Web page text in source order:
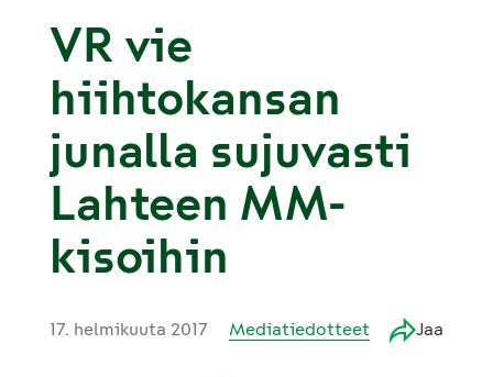
VR vie
hiihtokansan
junalla sujuvasti
Lahteen MM-
kisoihin
17. helmikuuta 2017 Mediatiedotteet Jaa